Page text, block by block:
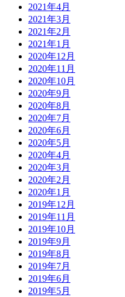
2021年4月
2021年3月
2021年2月
2021年1月
2020年12月
2020年11月
2020年10月
2020年9月
2020年8月
2020年7月
2020年6月
2020年5月
2020年4月
2020年3月
2020年2月
2020年1月
2019年12月
2019年11月
2019年10月
2019年9月
2019年8月
2019年7月
2019年6月
2019年5月